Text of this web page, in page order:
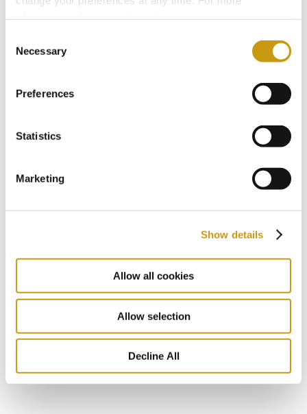
Selection
Necessary
Preferences
Statistics
Marketing
Show details
Allow all cookies
Allow selection
Decline All
2015
2014
2013